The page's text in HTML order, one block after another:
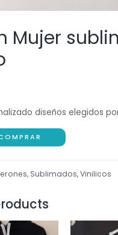
Mujer
diseños elegidos
, Sublimados,Vinilicos